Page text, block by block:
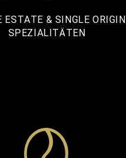
ESTATE & SINGLE ORIGIN
SPEZIALITÄTEN